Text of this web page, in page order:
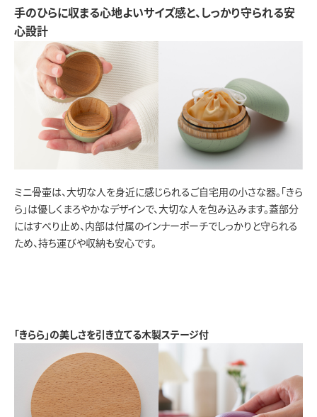
手のひらに収まる心地よいサイズ感と、しっかり守られる安
心設計
ミニ骨壷は、大切な人を身近に感じられるご自宅用の小さな器。「きら
ら」は優しくまろやかなデザインで、大切な人を包み込みます。蓋部分
にはすべり止め、内部は付属のインナーポーチでしっかりと守られる
ため、持ち運びや収納も安心です。
「きらら」の美しさを引き立てる木製ステージ付